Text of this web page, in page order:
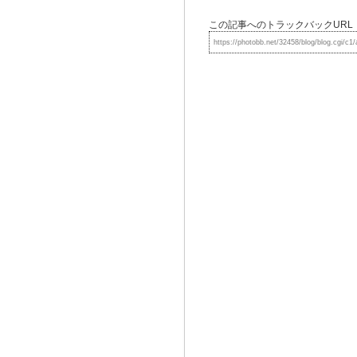
この記事へのトラックバックURL
https://photobb.net/32458/blog/blog.cgi/